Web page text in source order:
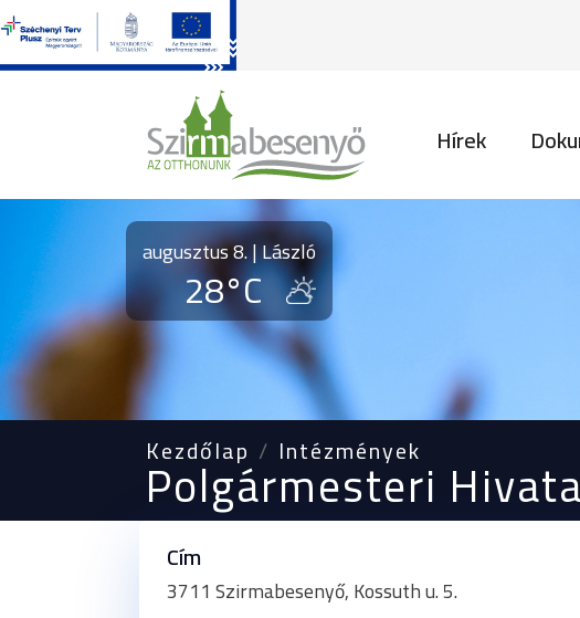
Fő
Hírek
augusztus 8. | László
28°C
Kezdőlap Intézmények
Polgármesteri
Cím
3711 Szirmabesenyő, Kossuth u. 5.